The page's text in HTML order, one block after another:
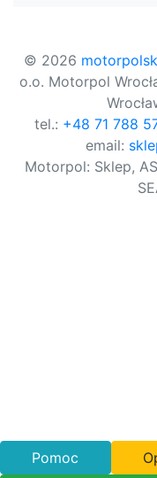
© 2026
o.o. Motorpol
tel.: +48 71 788
email:
Motorpol: Sklep,
Pomoc